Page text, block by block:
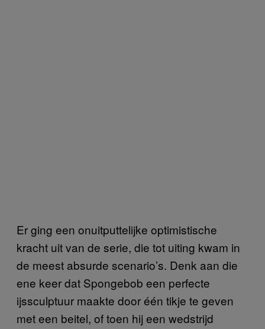
Er ging een onuitputtelijke optimistische
kracht uit van de serie, die tot uiting kwam in
de meest absurde scenario’s. Denk aan die
ene keer dat Spongebob een perfecte
ijssculptuur maakte door één tikje te geven
met een beitel, of toen hij een wedstrijd